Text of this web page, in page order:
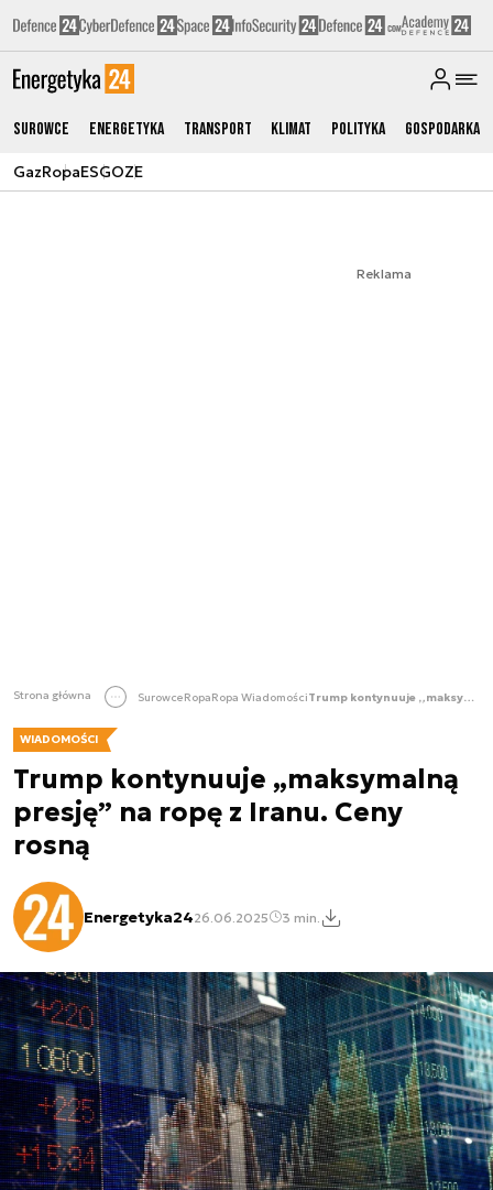
Surowce Energetyka Transport Klimat Polityka Gospodarka
GazRopaESGOZE
Reklama
Strona główna SurowceRopaRopa Wiadomości Trump kontynuuje „maksymalną presję” na ropę z Iranu. Ceny rosną
WIADOMOŚCI
Trump kontynuuje „maksymalną
presję” na ropę z Iranu. Ceny
rosną
Energetyka2426.06.2025 3 min.